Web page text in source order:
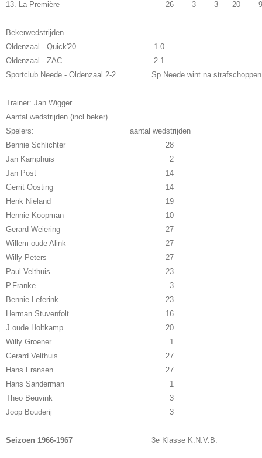
13. La Première 26 3 3 20 9
Bekerwedstrijden
Oldenzaal - Quick'20
1-0
Oldenzaal - ZAC
2-1
Sportclub Neede - Oldenzaal 2-2
Sp.Neede wint na strafschoppen
Trainer: Jan Wigger
Aantal wedstrijden (incl.beker)
Spelers: aantal wedstrijden
Bennie Schlichter
28
Jan Kamphuis
2
Jan Post
14
Gerrit Oosting
14
Henk Nieland
19
Hennie Koopman
10
Gerard Weiering
27
Willem oude Alink
27
Willy Peters
27
Paul Velthuis
23
P.Franke
3
Bennie Leferink
23
Herman Stuvenfolt
16
J.oude Holtkamp
20
Willy Groener
1
Gerard Velthuis
27
Hans Fransen
27
Hans Sanderman
1
Theo Beuvink
3
Joop Bouderij
3
Seizoen 1966-1967 3e Klasse K.N.V.B.